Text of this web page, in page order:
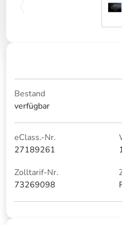
Bestand
verfügbar
eClass.-Nr.
27189261
Zolltarif-Nr.
73269098